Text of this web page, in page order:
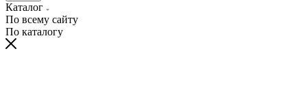
Каталог
По всему сайту
По каталогу